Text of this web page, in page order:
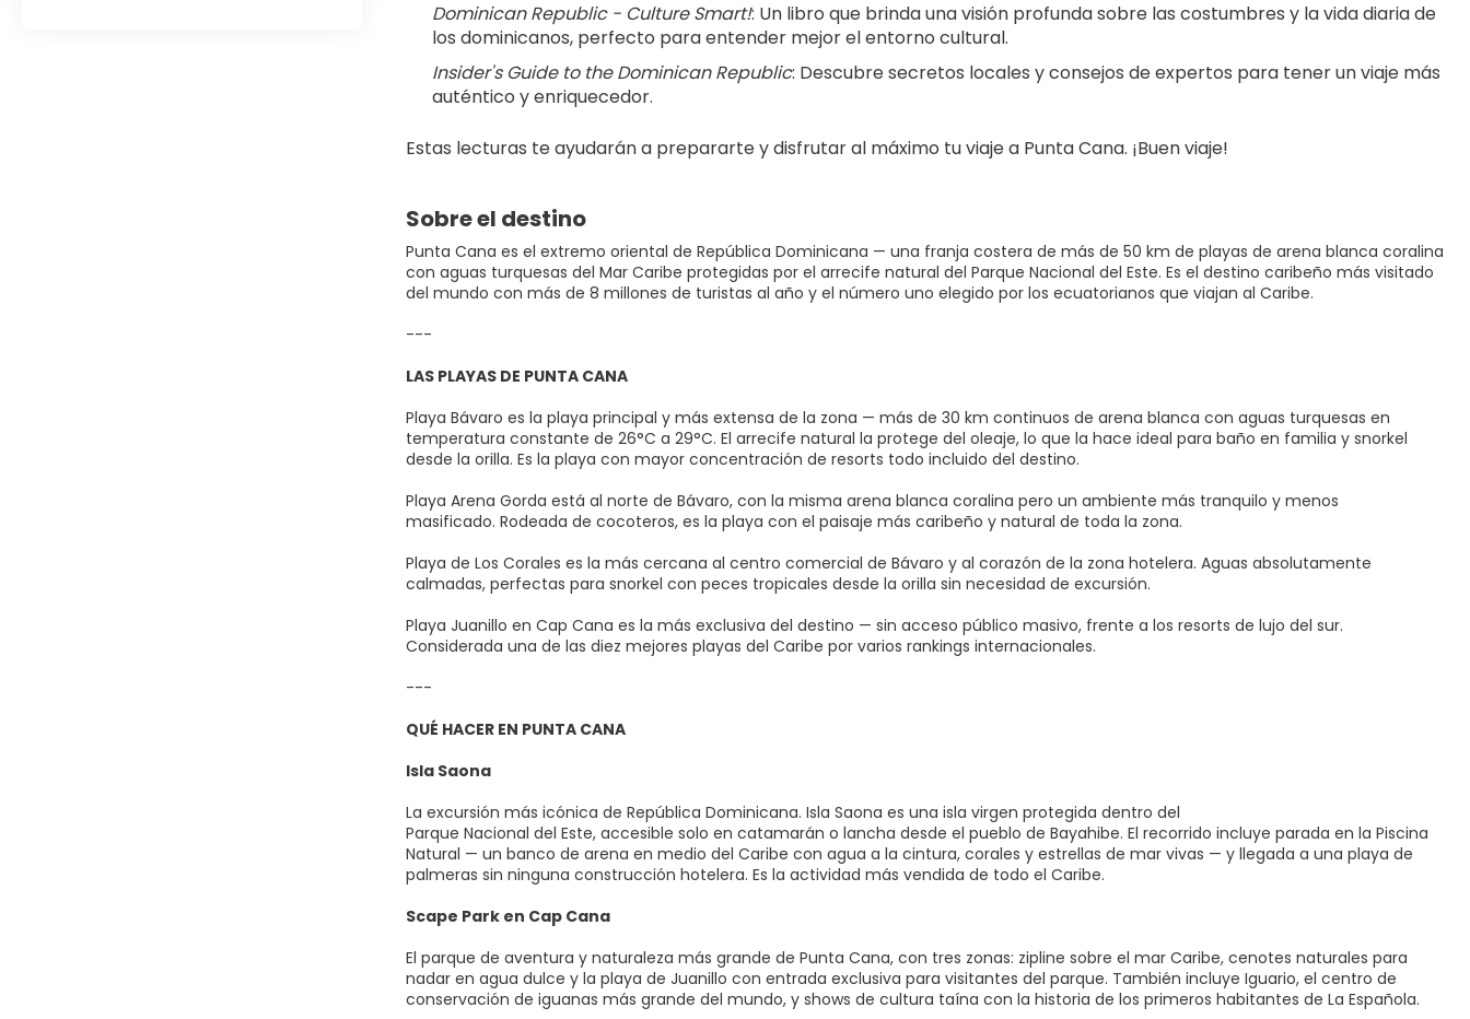
Dominican Republic - Culture Smart!: Un libro que brinda una visión profunda sobre las costumbres y la vida diaria de
los dominicanos, perfecto para entender mejor el entorno cultural.
Insider's Guide to the Dominican Republic: Descubre secretos locales y consejos de expertos para tener un viaje más
auténtico y enriquecedor.
Estas lecturas te ayudarán a prepararte y disfrutar al máximo tu viaje a Punta Cana. ¡Buen viaje!
Sobre el destino
Punta Cana es el extremo oriental de República Dominicana — una franja costera de más de 50 km de playas de arena blanca coralina
con aguas turquesas del Mar Caribe protegidas por el arrecife natural del Parque Nacional del Este. Es el destino caribeño más visitado
del mundo con más de 8 millones de turistas al año y el número uno elegido por los ecuatorianos que viajan al Caribe.
---
LAS PLAYAS DE PUNTA CANA
Playa Bávaro es la playa principal y más extensa de la zona — más de 30 km continuos de arena blanca con aguas turquesas en
temperatura constante de 26°C a 29°C. El arrecife natural la protege del oleaje, lo que la hace ideal para baño en familia y snorkel
desde la orilla. Es la playa con mayor concentración de resorts todo incluido del destino.
Playa Arena Gorda está al norte de Bávaro, con la misma arena blanca coralina pero un ambiente más tranquilo y menos
masificado. Rodeada de cocoteros, es la playa con el paisaje más caribeño y natural de toda la zona.
Playa de Los Corales es la más cercana al centro comercial de Bávaro y al corazón de la zona hotelera. Aguas absolutamente
calmadas, perfectas para snorkel con peces tropicales desde la orilla sin necesidad de excursión.
Playa Juanillo en Cap Cana es la más exclusiva del destino — sin acceso público masivo, frente a los resorts de lujo del sur.
Considerada una de las diez mejores playas del Caribe por varios rankings internacionales.
---
QUÉ HACER EN PUNTA CANA
Isla Saona
La excursión más icónica de República Dominicana. Isla Saona es una isla virgen protegida dentro del
Parque Nacional del Este, accesible solo en catamarán o lancha desde el pueblo de Bayahibe. El recorrido incluye parada en la Piscina
Natural — un banco de arena en medio del Caribe con agua a la cintura, corales y estrellas de mar vivas — y llegada a una playa de
palmeras sin ninguna construcción hotelera. Es la actividad más vendida de todo el Caribe.
Scape Park en Cap Cana
El parque de aventura y naturaleza más grande de Punta Cana, con tres zonas: zipline sobre el mar Caribe, cenotes naturales para
nadar en agua dulce y la playa de Juanillo con entrada exclusiva para visitantes del parque. También incluye Iguario, el centro de
conservación de iguanas más grande del mundo, y shows de cultura taína con la historia de los primeros habitantes de La Española.